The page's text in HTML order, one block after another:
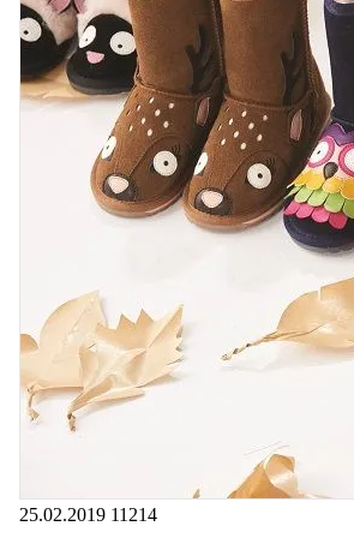
25.02.2019 11214